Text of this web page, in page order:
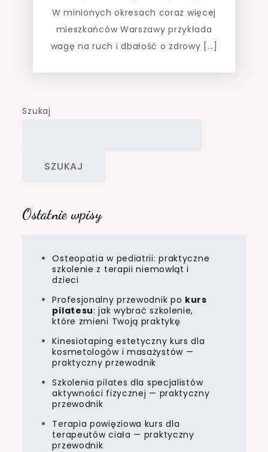
W minionych okresach coraz więcej
mieszkańców Warszawy przykłada
wagę na ruch i dbałość o zdrowy […]
Szukaj
SZUKAJ
Ostatnie wpisy
Osteopatia w pediatrii: praktyczne
szkolenie z terapii niemowląt i
dzieci
Profesjonalny przewodnik po kurs
pilatesu: jak wybrać szkolenie,
które zmieni Twoją praktykę
Kinesiotaping estetyczny kurs dla
kosmetologów i masażystów —
praktyczny przewodnik
Szkolenia pilates dla specjalistów
aktywności fizycznej — praktyczny
przewodnik
Terapia powięziowa kurs dla
terapeutów ciała — praktyczny
przewodnik